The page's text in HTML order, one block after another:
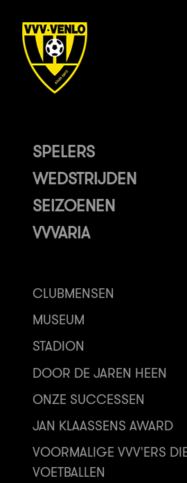
SPELERS
WEDSTRIJDEN
SEIZOENEN
VVVARIA
CLUBMENSEN
MUSEUM
STADION
DOOR DE JAREN HEEN
ONZE SUCCESSEN
JAN KLAASSENS AWARD
VOORMALIGE VVV'ERS
VOETBALLEN